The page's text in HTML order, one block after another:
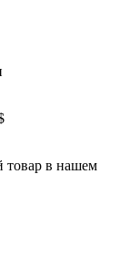
товар в нашем